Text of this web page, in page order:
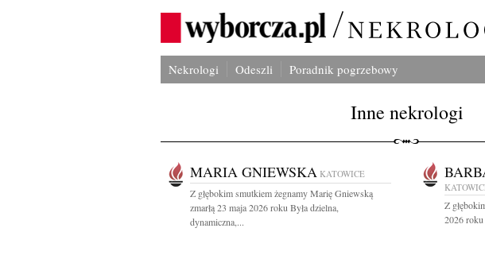
Nekrologi Odeszli Poradnik pogrzebowy
Inne nekrologi
MARIA GNIEWSKA KATOWICE
Z głębokim smutkiem żegnamy Marię Gniewską
zmarłą 23 maja 2026 roku Była dzielna,
dynamiczna,...
Z
2026 roku